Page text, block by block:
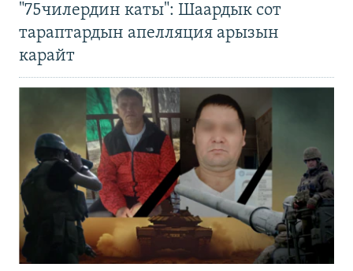
"75чилердин каты": Шаардык сот
тараптардын апелляция арызын
карайт